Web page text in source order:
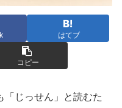
はてブ
コピー
「じっせん」と読むた